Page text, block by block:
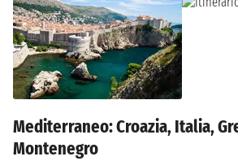
Mediterraneo: Croazia, Italia,
Montenegro